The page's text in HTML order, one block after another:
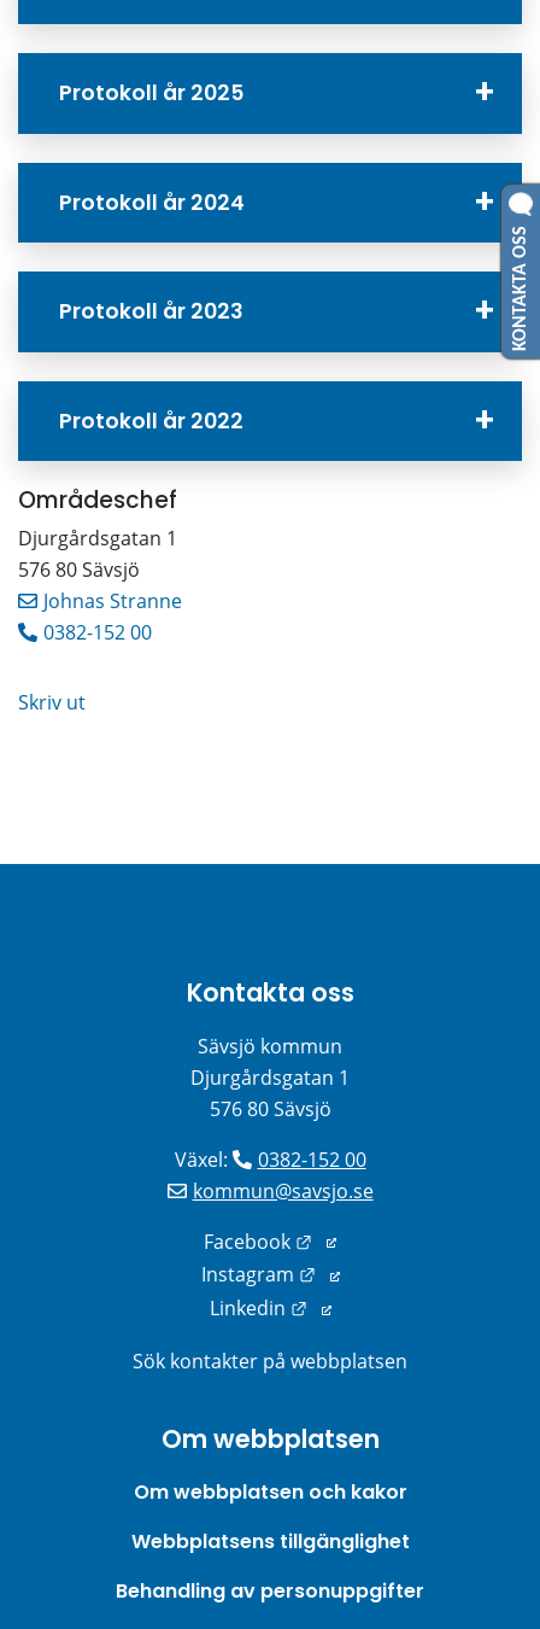
Protokoll år 2025
Protokoll år 2024
Protokoll år 2023
Protokoll år 2022
Områdeschef
Djurgårdsgatan 1
576 80 Sävsjö
Johnas Stranne
0382-152 00
Skriv ut
Kontakta oss
Sävsjö kommun
Djurgårdsgatan 1
576 80 Sävsjö
Växel:
0382-152 00
kommun@savsjo.se
Facebook
Länk till annan
Instagram
Länk till annan
Linkedin
Länk till annan webbplats.
Sök kontakter på webbplatsen
Om webbplatsen
Om webbplatsen och kakor
Webbplatsens tillgänglighet
Behandling av personuppgifter
KONTAKTA OSS